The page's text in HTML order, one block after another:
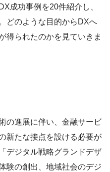
成功事例を20件紹介し、
どのような目的からDXへ
得られたのかを見ていきま
の進展に伴い、金融サービ
新たな接点を設ける必要が
デジタル戦略グランドデザ
験の創出、地域社会のデジ